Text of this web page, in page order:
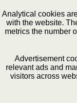
Analytical cookies
with the website.
metrics the number
Advertisement
relevant ads and
visitors across